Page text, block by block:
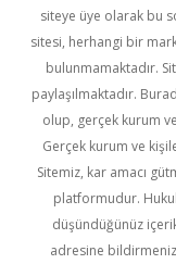
siteye üye olarak bu
sitesi, herhangi bir
bulunmamaktadır.
paylaşılmaktadır.
olup, gerçek kurum
Gerçek kurum ve
Sitemiz, kar amacı
platformudur.
düşündüğünüz
adresine